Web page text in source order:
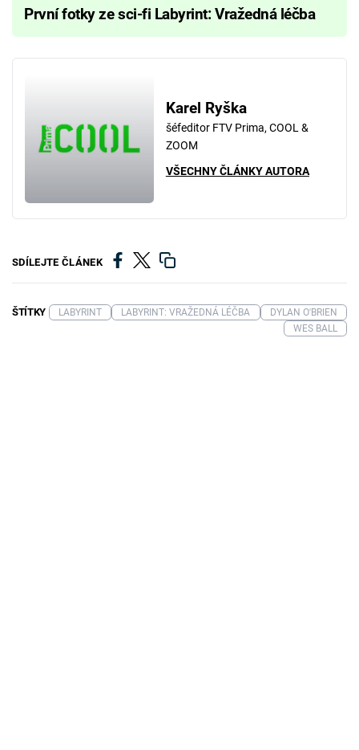
První fotky ze sci-fi Labyrint: Vražedná léčba
Karel Ryška
šéfeditor FTV Prima, COOL &
ZOOM
VŠECHNY ČLÁNKY AUTORA
SDÍLEJTE ČLÁNEK
ŠTÍTKY LABYRINT LABYRINT: VRAŽEDNÁ LÉČBA
DYLAN O'BRIEN
WES BALL